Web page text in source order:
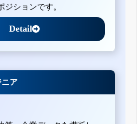
ジションです。
Detail
ア